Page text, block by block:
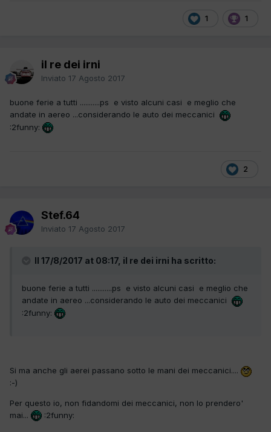
1 1
il re dei irni
Inviato 17 Agosto 2017
buone ferie a tutti ...........ps e visto alcuni casi e meglio che
andate in aereo ...considerando le auto dei meccanici
:2funny:
2
Stef.64
Inviato 17 Agosto 2017
Il 17/8/2017 at 08:17, il re dei irni ha scritto:
buone ferie a tutti ...........ps e visto alcuni casi e meglio che
andate in aereo ...considerando le auto dei meccanici
:2funny:
Si ma anche gli aerei passano sotto le mani dei meccanici....
:-)
Per questo io, non fidandomi dei meccanici, non lo prendero'
mai...
:2funny: